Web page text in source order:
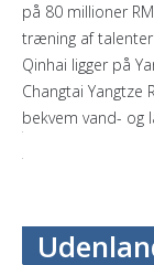
på 80 millioner
træning af talenter
Qinhai ligger på
Changtai Yangtze
bekvem vand- og